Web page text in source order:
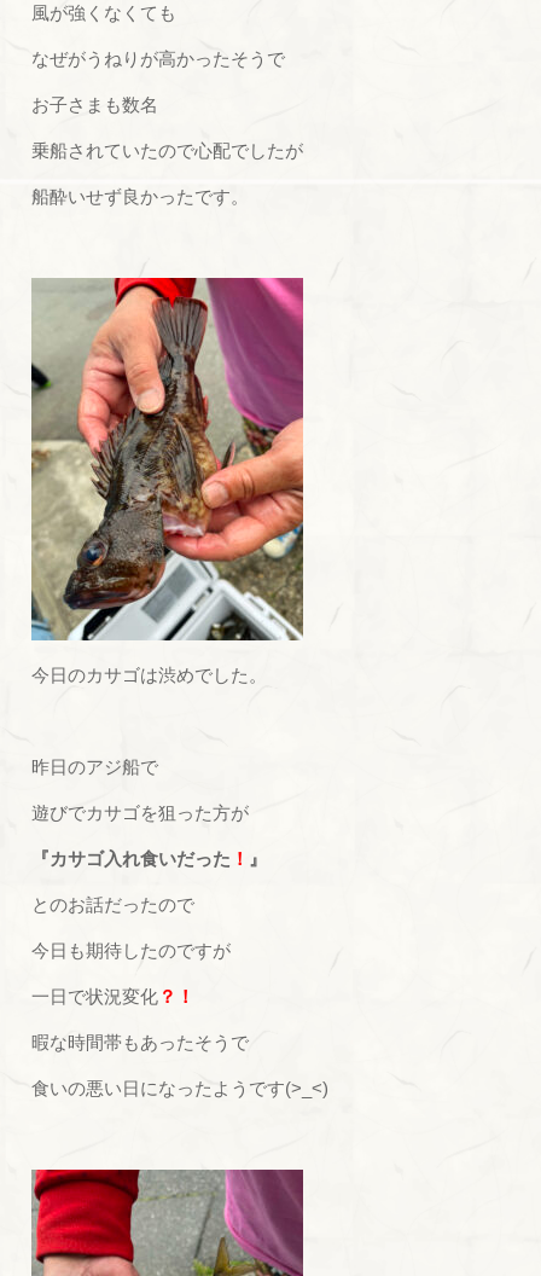
風が強くなくても
なぜがうねりが高かったそうで
お子さまも数名
乗船されていたので心配でしたが
船酔いせず良かったです。
今日のカサゴは渋めでした。
昨日のアジ船で
遊びでカサゴを狙った方が
『カサゴ入れ食いだった ！ 』
とのお話だったので
今日も期待したのですが
一日で状況変化 ？！
暇な時間帯もあったそうで
食いの悪い日になったようです(>_<)